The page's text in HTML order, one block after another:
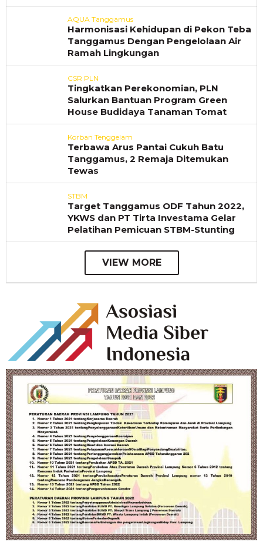
AQUA Tanggamus
Harmonisasi Kehidupan di Pekon Teba
Tanggamus Dengan Pengelolaan Air
Ramah Lingkungan
CSR PLN
Tingkatkan Perekonomian, PLN
Salurkan Bantuan Program Green
House Budidaya Tanaman Tomat
Korban Tenggelam
Terbawa Arus Pantai Cukuh Batu
Tanggamus, 2 Remaja Ditemukan
Tewas
STBM
Target Tanggamus ODF Tahun 2022,
YKWS dan PT Tirta Investama Gelar
Pelatihan Pemicuan STBM-Stunting
VIEW MORE